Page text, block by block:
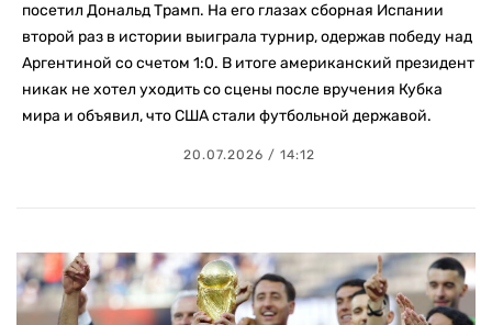
посетил Дональд Трамп. На его глазах сборная Испании
второй раз в истории выиграла турнир, одержав победу над
Аргентиной со счетом 1:0. В итоге американский президент
никак не хотел уходить со сцены после вручения Кубка
мира и объявил, что США стали футбольной державой.
20.07.2026 / 14:12